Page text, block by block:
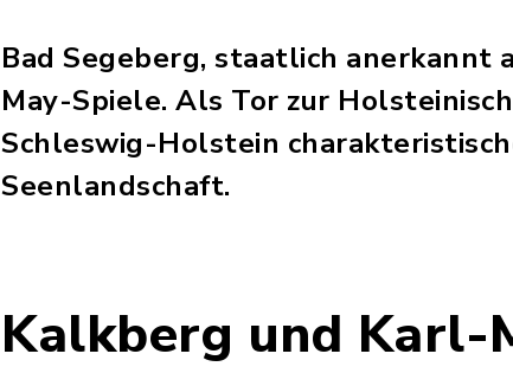
Bad Segeberg, staatlich
May-Spiele. Als Tor zur
Schleswig-Holstein
Seenlandschaft.
Kalkberg und Karl-